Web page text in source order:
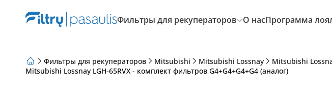
Фильтры для рекуператоров О насПрограмма
Фильтры для рекуператоров Mitsubishi Mitsubishi Lossnay Mitsubishi
Mitsubishi Lossnay LGH-65RVX - комплект фильтров G4+G4+G4+G4 (аналог)